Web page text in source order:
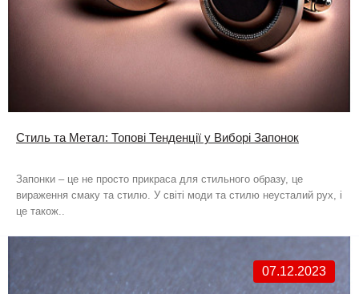
Стиль та Метал: Топові Тенденції у Виборі Запонок
Запонки – це не просто прикраса для стильного образу, це
вираження смаку та стилю. У світі моди та стилю неусталий рух, і
це також..
07.12.2023